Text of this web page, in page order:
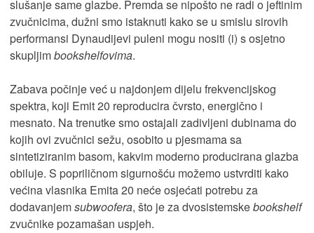
slušanje same glazbe. Premda se nipošto ne radi o jeftinim
zvučnicima, dužni smo istaknuti kako se u smislu sirovih
performansi Dynaudijevi puleni mogu nositi (i) s osjetno
skupljimbookshelfovima.
Zabava počinje već u najdonjem dijelu frekvencijskog
spektra, koji Emit 20 reproducira čvrsto, energično i
mesnato. Na trenutke smo ostajali zadivljeni dubinama do
kojih ovi zvučnici sežu, osobito u pjesmama sa
sintetiziranim basom, kakvim moderno producirana glazba
obiluje. S popriličnom sigurnošću možemo ustvrditi kako
većina vlasnika Emita 20 neće osjećati potrebu za
dodavanjemsubwoofera, što je za dvosistemskebookshelf
zvučnike pozamašan uspjeh.